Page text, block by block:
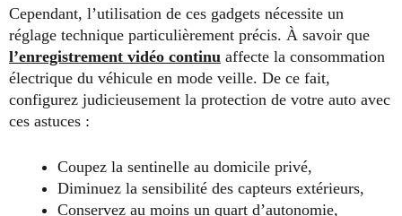
Cependant, l’utilisation de ces gadgets nécessite un
réglage technique particulièrement précis. À savoir que
l’enregistrement vidéo continu affecte la consommation
électrique du véhicule en mode veille. De ce fait,
configurez judicieusement la protection de votre auto avec
ces astuces :
Coupez la sentinelle au domicile privé,
Diminuez la sensibilité des capteurs extérieurs,
Conservez au moins un quart d’autonomie,